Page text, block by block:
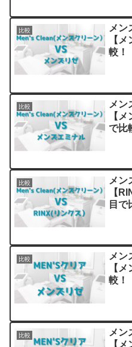
比較
メン
【
較！
比較
メン
【
で比
比較
メン
【
目で
比較
メン
【
較！
比較
メン
【